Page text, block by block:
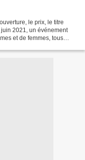
le prix, le titre
2021, un événement
et de femmes, tous